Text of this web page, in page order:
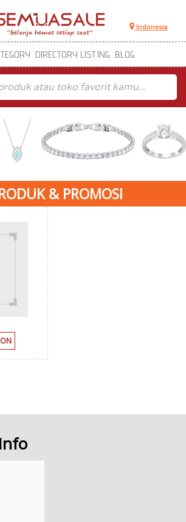
Indonesia
DIRECTORY LISTING BLOG
& PROMOSI